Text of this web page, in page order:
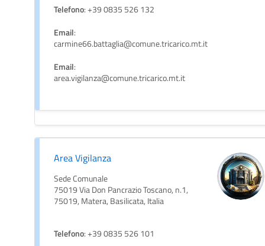
Telefono: +39 0835 526 132
Email:
carmine66.battaglia@comune.tricarico.mt.it
Email:
area.vigilanza@comune.tricarico.mt.it
Area Vigilanza
Sede Comunale
75019 Via Don Pancrazio Toscano, n.1,
75019, Matera, Basilicata, Italia
Telefono: +39 0835 526 101